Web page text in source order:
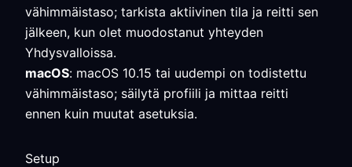
vähimmäistaso; tarkista aktiivinen tila ja reitti sen
jälkeen, kun olet muodostanut yhteyden
Yhdysvalloissa.
macOS: macOS 10.15 tai uudempi on todistettu
vähimmäistaso; säilytä profiili ja mittaa reitti
ennen kuin muutat asetuksia.
Setup